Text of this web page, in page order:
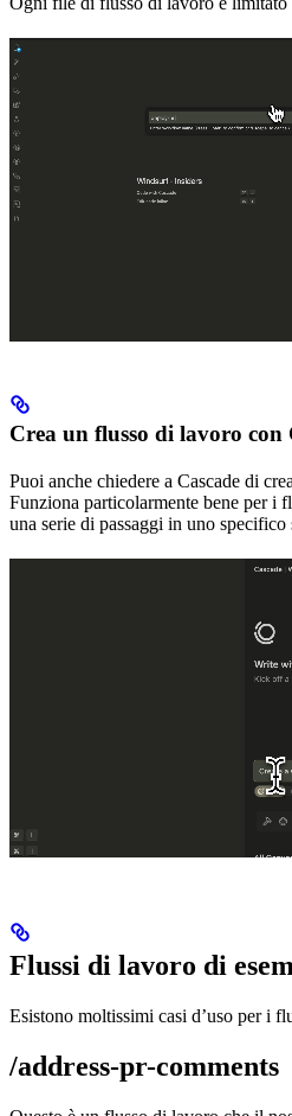
Crea un flusso di lavoro con
Puoi anche chiedere a Cascade di
Funziona particolarmente bene per i
una serie di passaggi in uno
Flussi di lavoro di
Esistono moltissimi casi d’uso per i
/address-pr-comments